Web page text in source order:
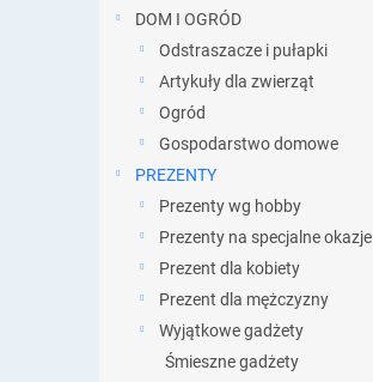
DOM I OGRÓD
Odstraszacze i pułapki
Artykuły dla zwierząt
Ogród
Gospodarstwo domowe
PREZENTY
Prezenty wg hobby
Prezenty na specjalne okazje
Prezent dla kobiety
Prezent dla mężczyzny
Wyjątkowe gadżety
Śmieszne gadżety